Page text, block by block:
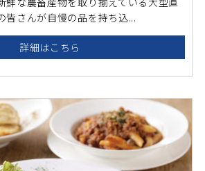
皆さんが自慢の品を持ち込...
詳細はこちら